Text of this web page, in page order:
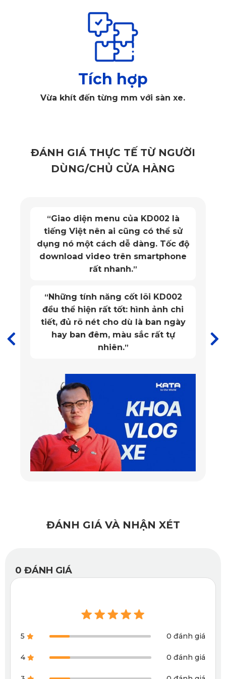
thảm lót sàn ô tô 360 KATA
tưởng để giữ cho sàn xe luôn khô ráo, sạch sẽ, đồng thời
hạn chế mùi hôi và nấm mốc phát sinh sau thời gian dài sử
Không giống như những loại thảm phổ thông chỉ phủ được
một phần bề mặt, Thảm Sàn Ô Tô 360 Volkswagen
vực khó tiếp cận như chân ghế, bậc lên xuống, hay khoang
Công nghệ đo cắt chuẩn xác CNC kết hợp chất liệu cao cấp
chống bụi tối đa. Ngoài ra, việc cố định chắc chắn vào mép
sàn giúp thảm không xê dịch trong suốt quá trình sử dụng –
ngay cả khi xe vận hành trên địa hình gồ ghề.
Volkswagen Teramont 2025 Được Các
Tài Xế Ưa Chuộng
1. Chất liệu cao cấp – Bền bỉ, chống nước, kháng khuẩn
Thảm 360 KATA sử dụng lớp phủ bề mặt PVC mềm dẻo, dễ
lau chùi và có khả năng chống thấm gần như tuyệt đối. Đây
Tích hợp
Vừa khít đến từng mm với sàn xe.
ĐÁNH GIÁ THỰC TẾ TỪ NGƯỜI
DÙNG/CHỦ CỬA HÀNG
“Giao diện menu của KD002 là
tiếng Việt nên ai cũng có thể sử
dụng nó một cách dễ dàng. Tốc độ
download video trên smartphone
rất nhanh.”
“Những tính năng cốt lõi KD002
đều thể hiện rất tốt: hình ảnh chi
tiết, đủ rõ nét cho dù là ban ngày
hay ban đêm, màu sắc rất tự
nhiên.”
ĐÁNH GIÁ VÀ NHẬN XÉT
0 ĐÁNH GIÁ
5 0 đánh giá
4 0 đánh giá